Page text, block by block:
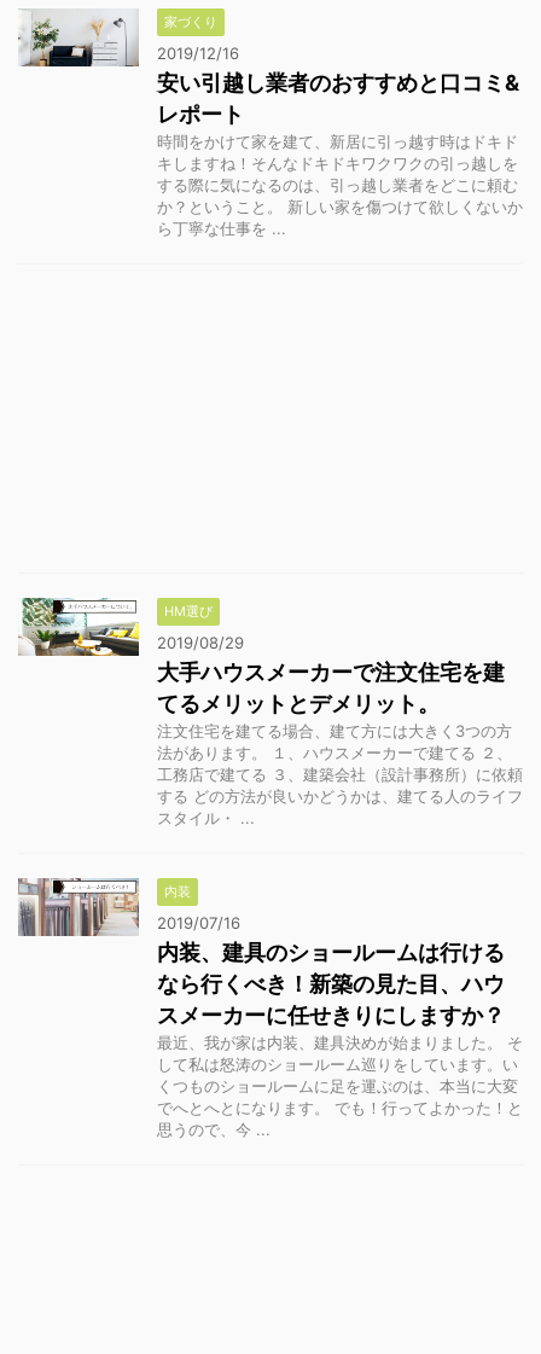
家づくり
2019/12/16
安い引越し業者のおすすめと口コミ&
レポート
時間をかけて家を建て、新居に引っ越す時はドキド
キしますね！そんなドキドキワクワクの引っ越しを
する際に気になるのは、引っ越し業者をどこに頼む
か？ということ。 新しい家を傷つけて欲しくないか
ら丁寧な仕事を ...
HM選び
2019/08/29
大手ハウスメーカーで注文住宅を建
てるメリットとデメリット。
注文住宅を建てる場合、建て方には大きく3つの方
法があります。 １、ハウスメーカーで建てる ２、
工務店で建てる ３、建築会社（設計事務所）に依頼
する どの方法が良いかどうかは、建てる人のライフ
スタイル・ ...
内装
2019/07/16
内装、建具のショールームは行ける
なら行くべき！新築の見た目、ハウ
スメーカーに任せきりにしますか？
最近、我が家は内装、建具決めが始まりました。 そ
して私は怒涛のショールーム巡りをしています。い
くつものショールームに足を運ぶのは、本当に大変
でへとへとになります。 でも！行ってよかった！と
思うので、今 ...